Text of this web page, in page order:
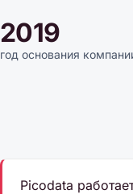
2019
год основания
Picodata